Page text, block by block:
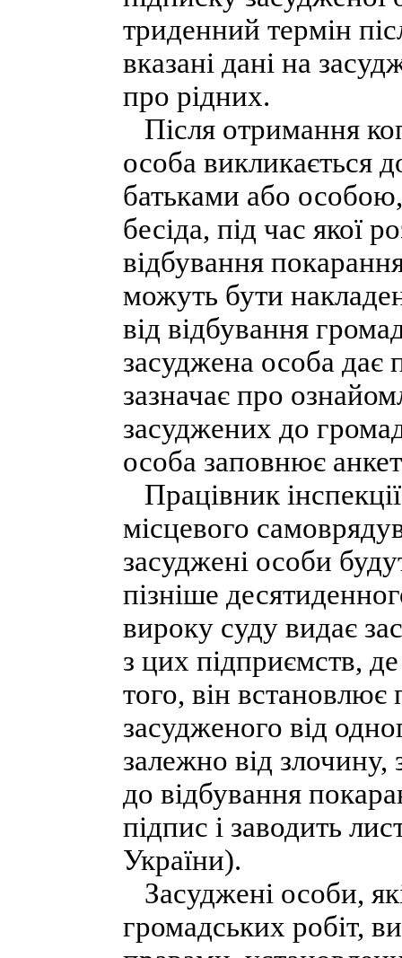
триденний термін
вказані дані на
про рідних.
Після отримання
особа викликається
батьками або
бесіда, під час якої
відбування
можуть бути
від відбування
засуджена особа дає
зазначає про
засуджених до
особа заповнює
Працівник
місцевого
засуджені особи
пізніше
вироку суду видає
з цих підприємств,
того, він встановлює
засудженого від
залежно від злочину,
до відбування
підпис і заводить
України).
Засуджені особи,
громадських робіт,